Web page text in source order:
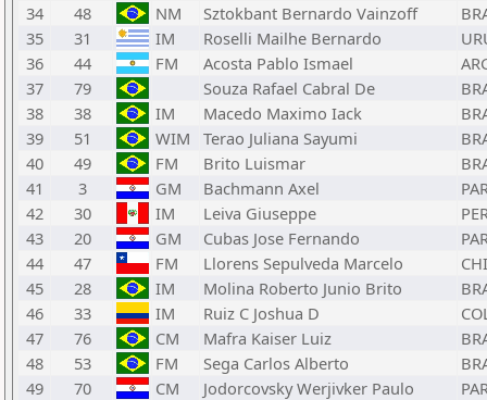
34
48 NM Sztokbant Bernardo Vainzoff
35
31 IM Roselli Mailhe Bernardo
36
44 FM Acosta Pablo Ismael
37
79 Souza Rafael Cabral De
38
38 IM Macedo Maximo Iack
39
51 WIM Terao Juliana Sayumi
40
49 FM Brito Luismar
41
3 GM Bachmann Axel
42
30 IM Leiva Giuseppe
43
20 GM Cubas Jose Fernando
44
47 FM Llorens Sepulveda Marcelo
CHI
45
28 IM Molina Roberto Junio Brito
46
33 IM Ruiz C Joshua D
47
76 CM Mafra Kaiser Luiz
48
53 FM Sega Carlos Alberto
49
70 CM Jodorcovsky Werjivker Paulo